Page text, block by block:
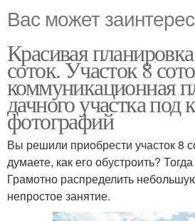
Вас может
Красивая
соток. Участок 8
коммуникационная
дачного участка
фотографий
Вы решили приобрести участок 8
думаете, как его обустроить?
Грамотно распределить
непростое занятие.